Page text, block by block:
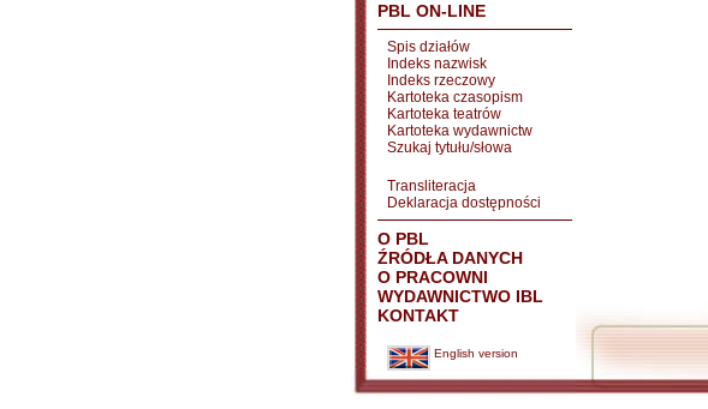
PBL ON-LINE
Spis działów
Indeks nazwisk
Indeks rzeczowy
Kartoteka czasopism
Kartoteka teatrów
Kartoteka wydawnictw
Szukaj tytułu/słowa
Transliteracja
Deklaracja dostępności
O PBL
ŹRÓDŁA DANYCH
O PRACOWNI
WYDAWNICTWO IBL
KONTAKT
English version